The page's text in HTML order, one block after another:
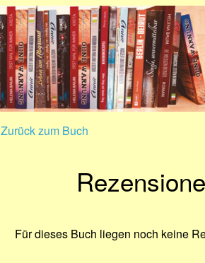
Zurück zum Buch
Für dieses Buch liegen noch keine